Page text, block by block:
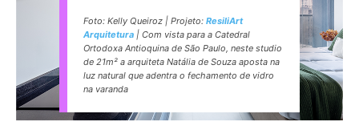
Foto: Kelly Queiroz | Projeto: ResiliArt
Arquitetura | Com vista para a Catedral
Ortodoxa Antioquina de São Paulo, neste studio
de 21m² a arquiteta Natália de Souza aposta na
luz natural que adentra o fechamento de vidro
na varanda